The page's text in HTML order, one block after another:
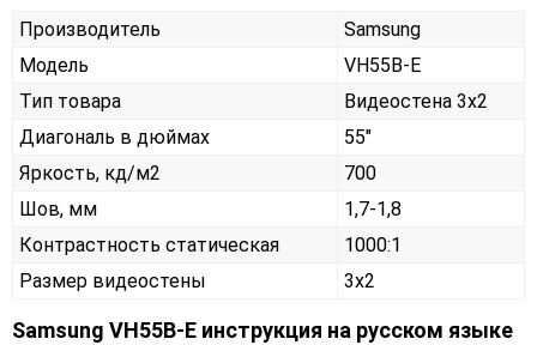
Производитель
Samsung
Модель
VH55B-E
Тип товара
Видеостена 3х2
Диагональ в дюймах
55"
Яркость, кд/м2
700
Шов, мм
1,7-1,8
Контрастность статическая
1000:1
Размер видеостены
3x2
Samsung VH55B-E инструкция на русском языке